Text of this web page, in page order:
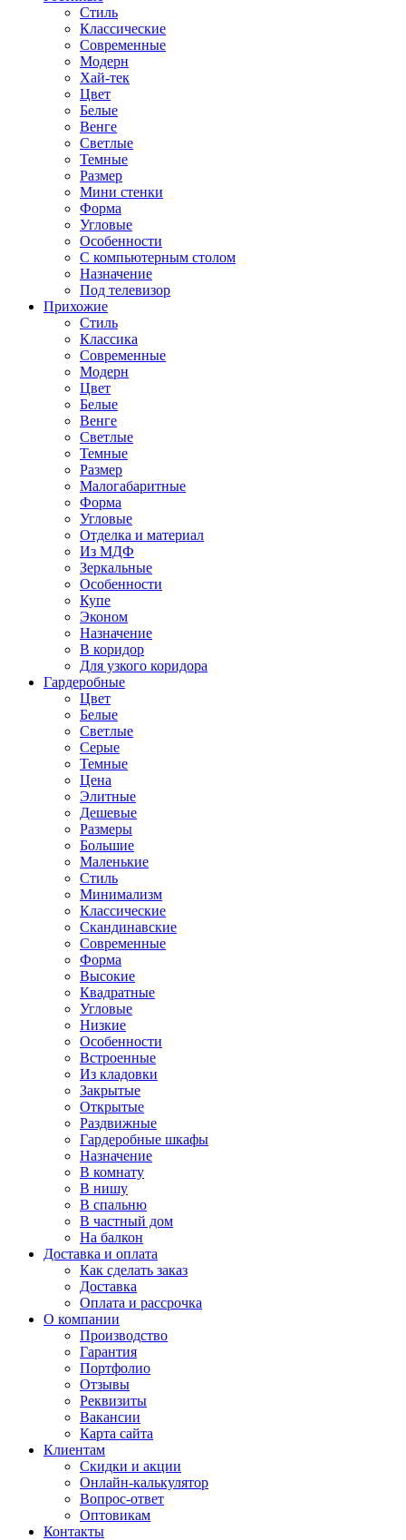
Стиль
Классические
Современные
Модерн
Хай-тек
Цвет
Белые
Венге
Светлые
Темные
Размер
Мини стенки
Форма
Угловые
Особенности
С компьютерным столом
Назначение
Под телевизор
Прихожие
Стиль
Классика
Современные
Модерн
Цвет
Белые
Венге
Светлые
Темные
Размер
Малогабаритные
Форма
Угловые
Отделка и материал
Из МДФ
Зеркальные
Особенности
Купе
Эконом
Назначение
В коридор
Для узкого коридора
Гардеробные
Цвет
Белые
Светлые
Серые
Темные
Цена
Элитные
Дешевые
Размеры
Большие
Маленькие
Стиль
Минимализм
Классические
Скандинавские
Современные
Форма
Высокие
Квадратные
Угловые
Низкие
Особенности
Встроенные
Из кладовки
Закрытые
Открытые
Раздвижные
Гардеробные шкафы
Назначение
В комнату
В нишу
В спальню
В частный дом
На балкон
Доставка и оплата
Как сделать заказ
Доставка
Оплата и рассрочка
О компании
Производство
Гарантия
Портфолио
Отзывы
Реквизиты
Вакансии
Карта сайта
Клиентам
Скидки и акции
Онлайн-калькулятор
Вопрос-ответ
Оптовикам
Контакты